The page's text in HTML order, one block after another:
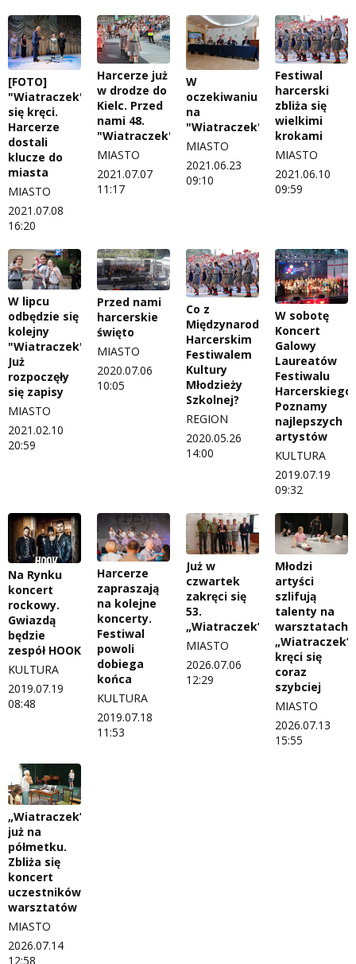
[FOTO]
"Wiatraczek"
się kręci.
Harcerze
dostali
klucze do
miasta
MIASTO
2021.07.08
16:20
Harcerze już
w drodze do
Kielc. Przed
nami 48.
"Wiatraczek"
MIASTO
2021.07.07
11:17
W
oczekiwaniu
na
"Wiatraczek"
MIASTO
2021.06.23
09:10
Festiwal
harcerski
zbliża się
wielkimi
krokami
MIASTO
2021.06.10
09:59
W lipcu
odbędzie się
kolejny
"Wiatraczek".
Już
rozpoczęły
się zapisy
MIASTO
2021.02.10
20:59
Przed nami
harcerskie
święto
MIASTO
2020.07.06
10:05
Co z
Międzynarodowym
Harcerskim
Festiwalem
Kultury
Młodzieży
Szkolnej?
REGION
2020.05.26
14:00
W sobotę
Koncert
Galowy
Laureatów
Festiwalu
Harcerskiego.
Poznamy
najlepszych
artystów
KULTURA
2019.07.19
09:32
Na Rynku
koncert
rockowy.
Gwiazdą
będzie
zespół HOOK
KULTURA
2019.07.19
08:48
Harcerze
zapraszają
na kolejne
koncerty.
Festiwal
powoli
dobiega
końca
KULTURA
2019.07.18
11:53
Już w
czwartek
zakręci się
53.
„Wiatraczek”
MIASTO
2026.07.06
12:29
Młodzi
artyści
szlifują
talenty na
warsztatach.
„Wiatraczek”
kręci się
coraz
szybciej
MIASTO
2026.07.13
15:55
„Wiatraczek”
już na
półmetku.
Zbliża się
koncert
uczestników
warsztatów
MIASTO
2026.07.14
12:58